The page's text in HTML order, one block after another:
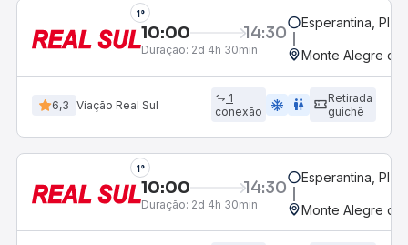
1°
10:00 14:30
Duração: 2d 4h 30min
Esperantina, PI
Monte Alegre do
6,3 Viação Real Sul
1
conexão
ac_unit wc
Retirada
guichê
1°
10:00 14:30
Duração: 2d 4h 30min
Esperantina, PI
Monte Alegre do